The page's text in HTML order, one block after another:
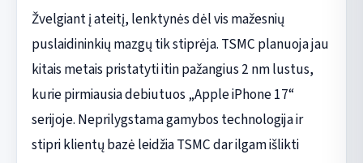
Žvelgiant į ateitį, lenktynės dėl vis mažesnių
puslaidininkių mazgų tik stiprėja. TSMC planuoja jau
kitais metais pristatyti itin pažangius 2 nm lustus,
kurie pirmiausia debiutuos „Apple iPhone 17“
serijoje. Neprilygstama gamybos technologija ir
stipri klientų bazė leidžia TSMC dar ilgam išlikti